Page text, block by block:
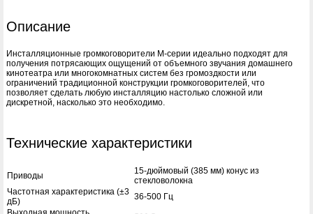
Описание
Инсталляционные громкоговорители M-серии идеально подходят для
получения потрясающих ощущений от объемного звучания домашнего
кинотеатра или многокомнатных систем без громоздкости или
ограничений традиционной конструкции громкоговорителей, что
позволяет сделать любую инсталляцию настолько сложной или
дискретной, насколько это необходимо.
Технические характеристики
Приводы
15-дюймовый (385 мм) конус из
стекловолокна
Частотная характеристика (±3
дБ)
36-500 Гц